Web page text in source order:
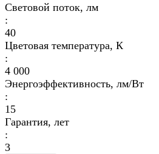
Световой поток, лм
:
40
Цветовая температура, К
:
4 000
Энергоэффективность, лм/Вт
:
15
Гарантия, лет
:
3